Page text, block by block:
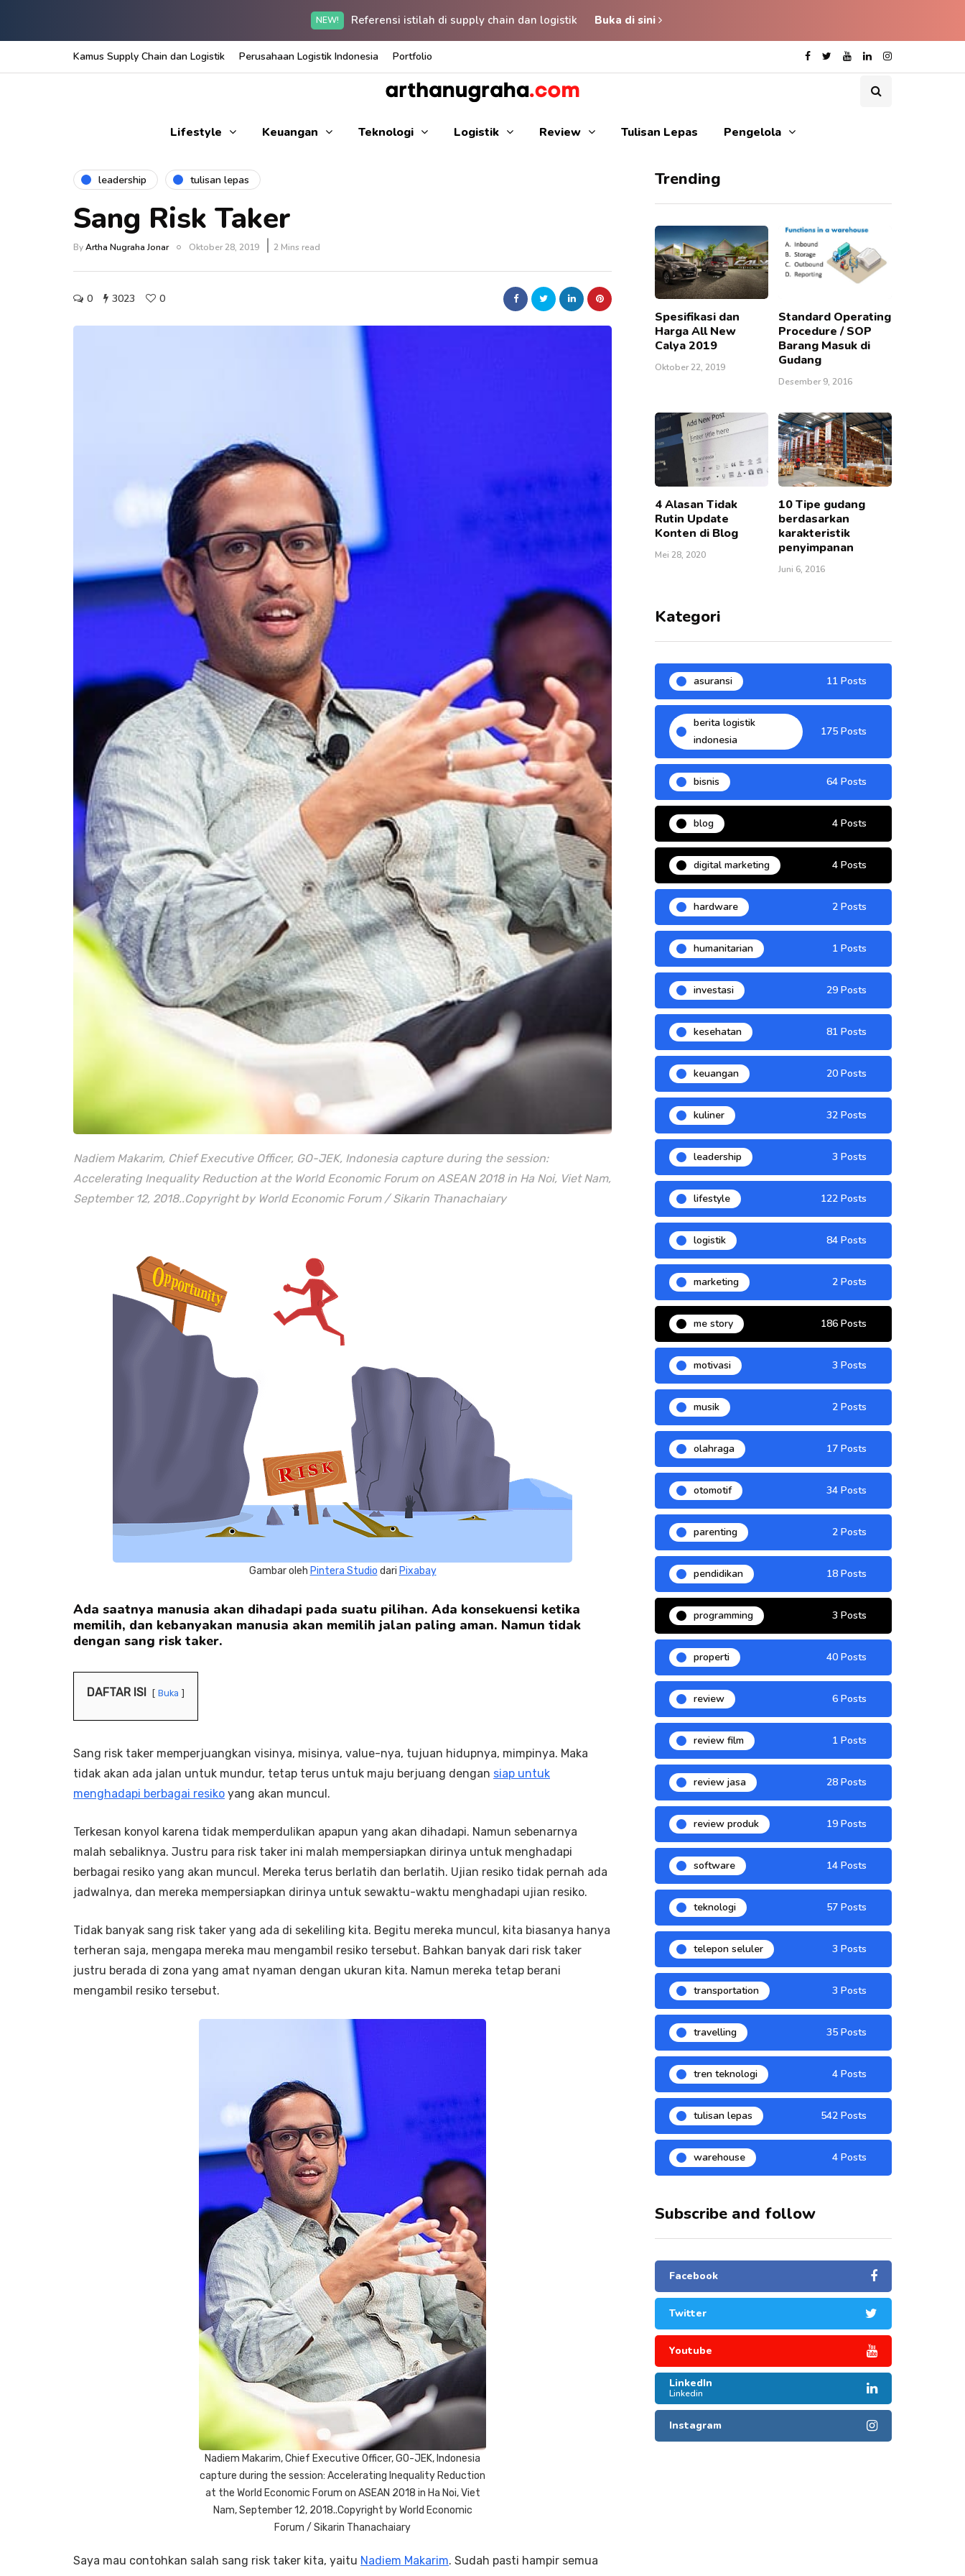
NEW! Referensi istilah di supply chain dan logistik Buka di sini
Kamus Supply Chain dan Logistik Perusahaan Logistik Indonesia Portfolio
Lifestyle Keuangan Teknologi Logistik Review Tulisan Lepas Pengelola
leadership tulisan lepas
Sang Risk Taker
ByArtha Nugraha Jonar Oktober 28, 2019 2 Mins read
0 3023 0
Nadiem Makarim, Chief Executive Officer, GO-JEK, Indonesia capture during the session:
Accelerating Inequality Reduction at the World Economic Forum on ASEAN 2018 in Ha Noi, Viet Nam,
September 12, 2018..Copyright by World Economic Forum / Sikarin Thanachaiary
Gambar oleh Pintera Studio dari Pixabay
Ada saatnya manusia akan dihadapi pada suatu pilihan. Ada konsekuensi ketika
memilih, dan kebanyakan manusia akan memilih jalan paling aman. Namun tidak
dengan sang risk taker.
DAFTAR ISI Buka
Sang risk taker memperjuangkan visinya, misinya, value-nya, tujuan hidupnya, mimpinya. Maka
tidak akan ada jalan untuk mundur, tetap terus untuk maju berjuang dengan siap untuk
menghadapi berbagai resiko yang akan muncul.
Terkesan konyol karena tidak memperdulikan apapun yang akan dihadapi. Namun sebenarnya
malah sebaliknya. Justru para risk taker ini malah mempersiapkan dirinya untuk menghadapi
berbagai resiko yang akan muncul. Mereka terus berlatih dan berlatih. Ujian resiko tidak pernah ada
jadwalnya, dan mereka mempersiapkan dirinya untuk sewaktu-waktu menghadapi ujian resiko.
Tidak banyak sang risk taker yang ada di sekeliling kita. Begitu mereka muncul, kita biasanya hanya
terheran saja, mengapa mereka mau mengambil resiko tersebut. Bahkan banyak dari risk taker
justru berada di zona yang amat nyaman dengan ukuran kita. Namun mereka tetap berani
mengambil resiko tersebut.
Nadiem Makarim, Chief Executive Officer, GO-JEK, Indonesia
capture during the session: Accelerating Inequality Reduction
at the World Economic Forum on ASEAN 2018 in Ha Noi, Viet
Nam, September 12, 2018..Copyright by World Economic
Forum / Sikarin Thanachaiary
Saya mau contohkan salah sang risk taker kita, yaitu Nadiem Makarim. Sudah pasti hampir semua
Trending
Spesifikasi dan
Harga All New
Calya 2019
Oktober 22, 2019
Standard Operating
Procedure / SOP
Barang Masuk di
Gudang
Desember 9, 2016
4 Alasan Tidak
Rutin Update
Konten di Blog
Mei 28, 2020
10 Tipe gudang
berdasarkan
karakteristik
penyimpanan
Juni 6, 2016
Kategori
asuransi 11 Posts
berita logistik
indonesia
175 Posts
bisnis 64 Posts
blog 4 Posts
digital marketing 4 Posts
hardware 2 Posts
humanitarian 1 Posts
investasi 29 Posts
kesehatan 81 Posts
keuangan 20 Posts
kuliner 32 Posts
leadership 3 Posts
lifestyle 122 Posts
logistik 84 Posts
marketing 2 Posts
me story 186 Posts
motivasi 3 Posts
musik 2 Posts
olahraga 17 Posts
otomotif 34 Posts
parenting 2 Posts
pendidikan 18 Posts
programming 3 Posts
properti 40 Posts
review 6 Posts
review film 1 Posts
review jasa 28 Posts
review produk 19 Posts
software 14 Posts
teknologi 57 Posts
telepon seluler 3 Posts
transportation 3 Posts
travelling 35 Posts
tren teknologi 4 Posts
tulisan lepas 542 Posts
warehouse 4 Posts
Subscribe and follow
Facebook
Twitter
Youtube
LinkedIn
Linkedin
Instagram